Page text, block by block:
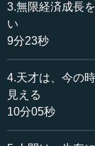
は死ぬときは皇
ですが、座禅を
の人は爪の垢を
――すごいです
執行 あの頃の人
鉄舟だけでなく
とです。そうし
3.無限経済成長
い
9分23秒
4.天才は、今の
見える
10分05秒